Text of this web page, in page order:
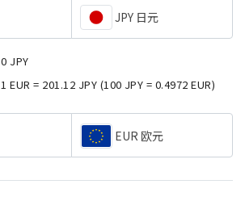
JPY 日元
0 JPY
1 EUR = 201.12 JPY (100 JPY = 0.4972 EUR)
EUR 欧元